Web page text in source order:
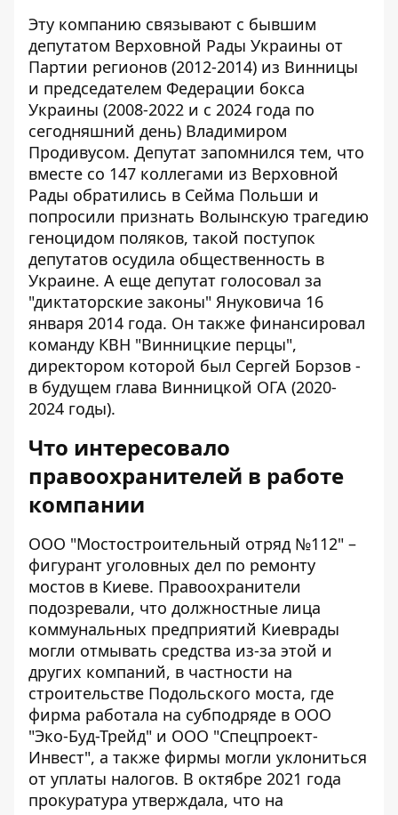
Эту компанию связывают с бывшим
депутатом Верховной Рады Украины от
Партии регионов (2012-2014) из Винницы
и председателем Федерации бокса
Украины (2008-2022 и с 2024 года по
сегодняшний день) Владимиром
Продивусом. Депутат запомнился тем, что
вместе со 147 коллегами из Верховной
Рады обратились в Сейма Польши и
попросили признать Волынскую трагедию
геноцидом поляков, такой поступок
депутатов осудила общественность в
Украине. А еще депутат голосовал за
"диктаторские законы" Януковича 16
января 2014 года. Он также финансировал
команду КВН "Винницкие перцы",
директором которой был Сергей Борзов -
в будущем глава Винницкой ОГА (2020-
2024 годы).
Что интересовало
правоохранителей в работе
компании
ООО "Мостостроительный отряд №112" –
фигурант уголовных дел по ремонту
мостов в Киеве. Правоохранители
подозревали, что должностные лица
коммунальных предприятий Киеврады
могли отмывать средства из-за этой и
других компаний, в частности на
строительстве Подольского моста, где
фирма работала на субподряде в ООО
"Эко-Буд-Трейд" и ООО "Спецпроект-
Инвест", а также фирмы могли уклониться
от уплаты налогов. В октябре 2021 года
прокуратура утверждала, что на